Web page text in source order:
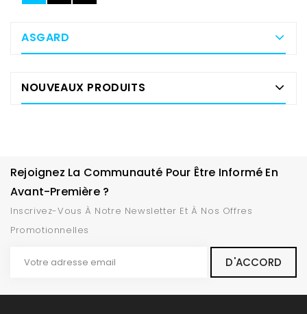
ASGARD
NOUVEAUX PRODUITS
Rejoignez La Communauté Pour Être Informé En
Avant-Première ?
Inscrivez-Vous À Notre Newsletter Et À Nos Offres
Promotionnelles